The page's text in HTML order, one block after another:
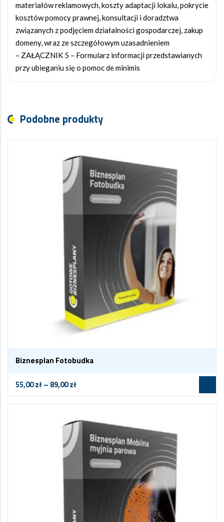
materiałów reklamowych, koszty adaptacji lokalu, pokrycie
kosztów pomocy prawnej, konsultacji i doradztwa
związanych z podjęciem działalności gospodarczej, zakup
domeny, wraz ze szczegółowym uzasadnieniem
– ZAŁĄCZNIK 5 – Formularz informacji przedstawianych
przy ubieganiu się o pomoc de minimis
Podobne produkty
Biznesplan Fotobudka
55,00zł– 89,00zł